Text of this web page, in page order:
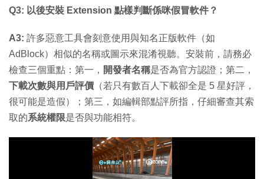
Q3: 以後安裝 Extension 點樣判斷係咪假冒軟件？
A3: 許多惡意工具會刻意使用與知名正版軟件（如
AdBlock）相似的名稱或圖示來混淆視聽。安裝前，請務必
檢查三個重點：第一， 開發者名稱是否為官方認證；第二，
下載次數與用戶評價 （若只有數百人下載卻全是 5 星好評，
很可能是造假）；第三，如編輯部點評所指，仔細審查其索
取的系統權限是否與功能相符。